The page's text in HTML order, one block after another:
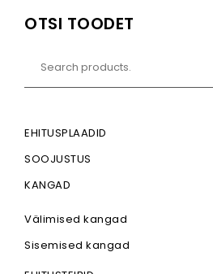
OTSI TOODET
EHITUSPLAADID
SOOJUSTUS
KANGAD
Välimised kangad
Sisemised kangad